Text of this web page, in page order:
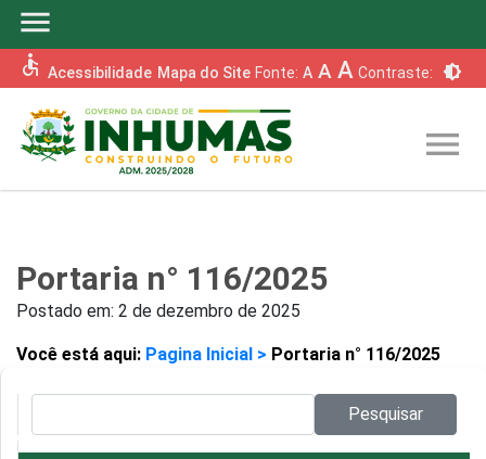
menu
accessible Acessibilidade Mapa do Site Fonte: A A A Contraste: brightness_6
menu
Portaria n° 116/2025
Postado em: 2 de dezembro de 2025
Você está aqui: Pagina Inicial > Portaria n° 116/2025
Pesquisar